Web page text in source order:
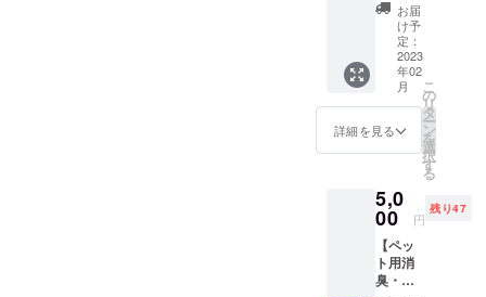
られていま
そのため、
目標額に至
らなかった
ンを作るこ
とができま
ですが、そ
のあとも引
お名前
を掲載
しま
す。 ※
ニック
ネーム
での掲
載も可
るお名
前は備
考欄に
必ずご
記入く
ださ
院 〒
298-
0002 千
葉県い
すみ市
日在
2168 ※
詳細は
いたし
ます。
※事前ご
連絡な
しでの
実施は
用の肉
球ク
リーム
をお届
けいた
しま
す。 肉
球ク
リーム
は肉球
し、摩
擦や乾
燥など
から
守って
くれま
お届
け予
定：
2023
年02
月
詳細を見る
こ
の
リ
タ
ー
ン
を
選
択
す
る
5,0
00 円
残り47
【ペッ
ト用消
臭・除